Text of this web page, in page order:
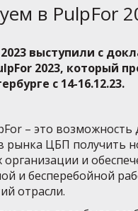
в PulpFor
выступили с
2023, который
с 14-16.12.23.
– это возможность
рынка ЦБП получить
организации и
и бесперебойной
отрасли.